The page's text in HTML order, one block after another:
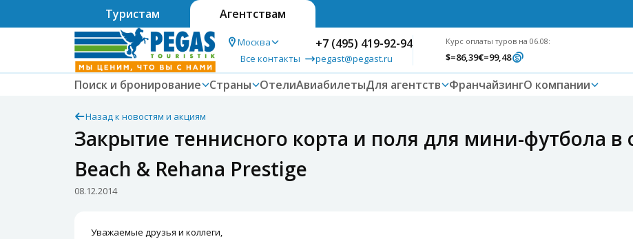
Туристам Агентствам
Москва
Все контакты
+7 (495) 419-92-94
pegast@pegast.ru
Курс оплаты туров на 06.08:
$=86,39€=99,48
Поиск и бронирование Страны ОтелиАвиабилетыДля агентств ФранчайзингО компании
Назад к новостям и акциям
Закрытие теннисного корта и поля для мини-футбола в
Beach & Rehana Prestige
08.12.2014
Уважаемые друзья и коллеги,